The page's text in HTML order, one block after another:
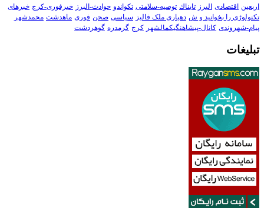
اربعین اقتصادی البرز تابناك توصیه-سلامتی تکواندو حوادث-البرز خبرفوری-کرج خبرهای
تکنولوڑی را بخوانید و ش دهیاری ملک فالیز سیاسی صحن فوری ماهدشت محمدشهر
پیام-شهروندی کانال-پیشاهنگیکمالشهر کرج گرمدره گوهردشت
تبلیغات